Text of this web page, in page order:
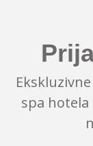
spa